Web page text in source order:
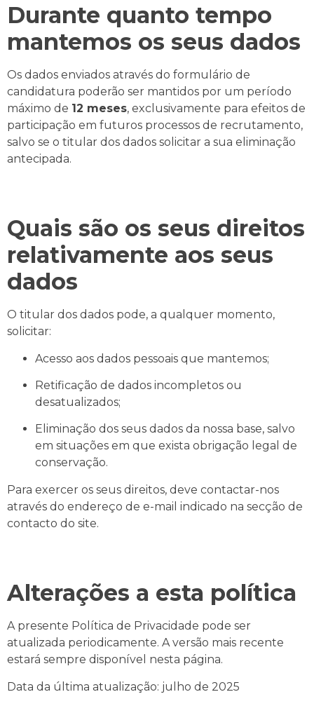
Durante quanto tempo
mantemos os seus dados
Os dados enviados através do formulário de
candidatura poderão ser mantidos por um período
máximo de 12 meses, exclusivamente para efeitos de
participação em futuros processos de recrutamento,
salvo se o titular dos dados solicitar a sua eliminação
antecipada.
Quais são os seus direitos
relativamente aos seus
dados
O titular dos dados pode, a qualquer momento,
solicitar:
Acesso aos dados pessoais que mantemos;
Retificação de dados incompletos ou
desatualizados;
Eliminação dos seus dados da nossa base, salvo
em situações em que exista obrigação legal de
conservação.
Para exercer os seus direitos, deve contactar-nos
através do endereço de e-mail indicado na secção de
contacto do site.
Alterações a esta política
A presente Política de Privacidade pode ser
atualizada periodicamente. A versão mais recente
estará sempre disponível nesta página.
Data da última atualização: julho de 2025